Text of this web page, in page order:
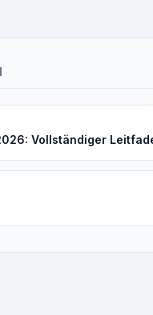
Vollständiger